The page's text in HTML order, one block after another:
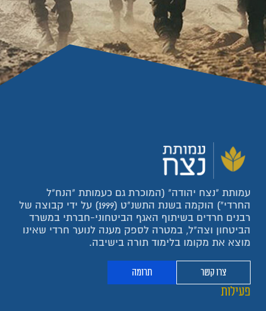
עמותת "נצח יהודה" (המוכרת גם כעמותת "הנח"ל
החרדי") הוקמה בשנת התשנ"ט (1999) על ידי קבוצה של
רבנים חרדים בשיתוף האגף הביטחוני-חברתי במשרד
הביטחון וצה"ל, במטרה לספק מענה לנוער חרדי שאינו
מוצא את מקומו בלימוד תורה בישיבה.
צרו קשר תרומה
פעילות